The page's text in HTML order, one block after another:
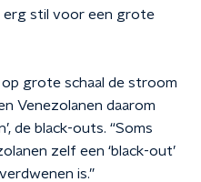
erg stil voor een grote
grote schaal de stroom
Venezolanen daarom
de black-outs. “Soms
zelf een ‘black-out’
is.”